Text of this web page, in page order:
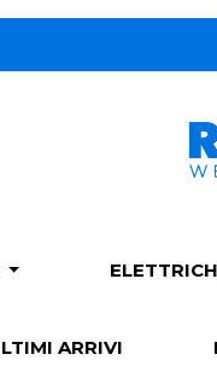
ARRIVI